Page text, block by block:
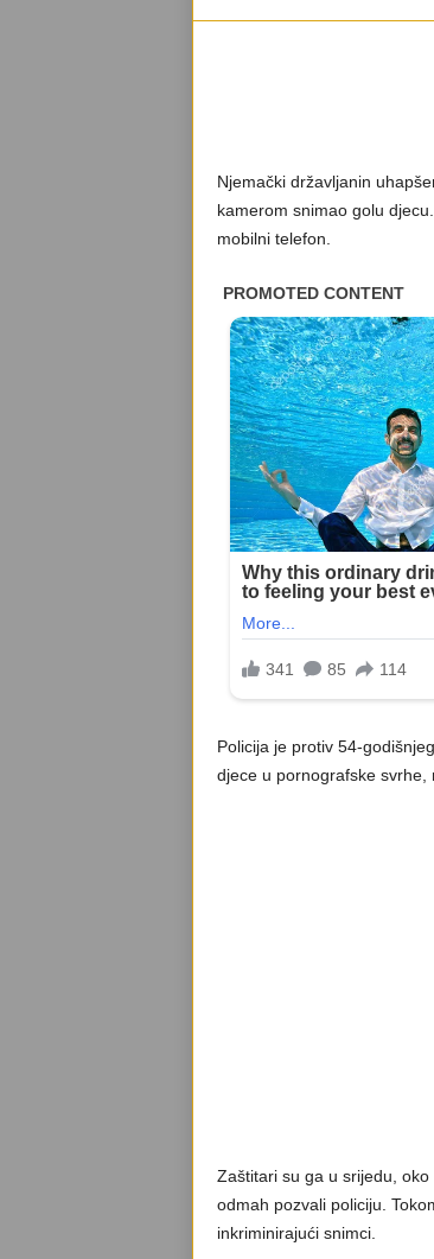
Njemački državljanin
kamerom snimao golu
mobilni telefon.
Policija je protiv 54-
djece u pornografske svrhe,
Zaštitari su ga u srijedu,
odmah pozvali policiju.
inkriminirajući snimci.